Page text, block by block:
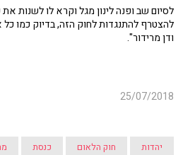
לסיום שב ופנה לינון מגל וקרא לו לשנות
להצטרף להתנגדות לחוק הזה, בדיוק כמו
ודן מרידור".
25/07/2018
יהדות חוק הלאום כנסת